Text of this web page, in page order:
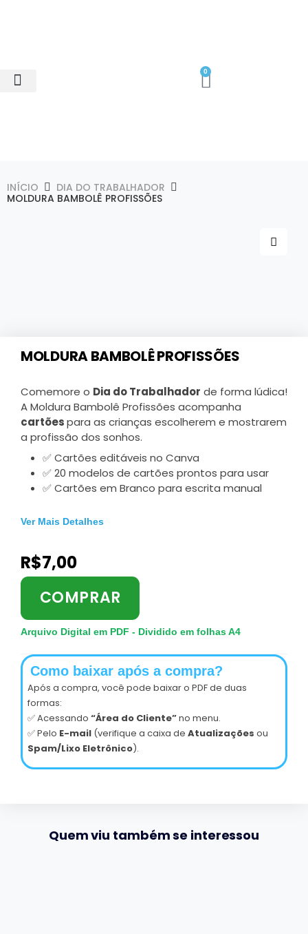
0
INÍCIO
DIA DO TRABALHADOR
MOLDURA BAMBOLÊ PROFISSÕES
MOLDURA BAMBOLÊ PROFISSÕES
Comemore o Dia do Trabalhador de forma lúdica!
A Moldura Bambolê Profissões acompanha
cartõespara as crianças escolherem e mostrarem
a profissão dos sonhos.
✅ Cartões editáveis no Canva
✅ 20 modelos de cartões prontos para usar
✅ Cartões em Branco para escrita manual
Ver Mais Detalhes
R$7,00
COMPRAR
Arquivo Digital em PDF - Dividido em folhas A4
Como baixar após a compra?
Após a compra, você pode baixar o PDF de duas
formas:
✅ Acessando “Área do Cliente”no menu.
✅ Pelo E-mail (verifique a caixa de Atualizações ou
Spam/Lixo Eletrônico).
Quem viu também se interessou